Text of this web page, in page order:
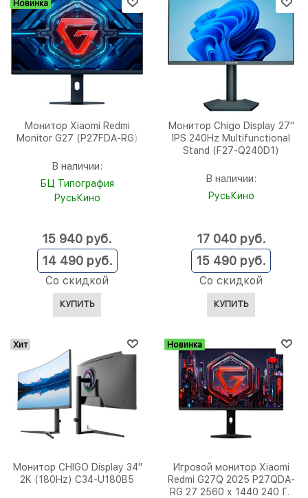
Новинка
Монитор Xiaomi Redmi
Monitor G27 (P27FDA-RG)
В наличии:
БЦ Типография
РусьКино
14 490 руб.
Со скидкой
15 940 руб.
КУПИТЬ
Монитор Chigo Display 27"
IPS 240Hz Multifunctional
Stand (F27-Q240D1)
В наличии:
РусьКино
15 490 руб.
Со скидкой
17 040 руб.
КУПИТЬ
Хит
Монитор CHIGO Display 34"
2K (180Hz) C34-U180B5
Новинка
Игровой монитор Xiaomi
Redmi G27Q 2025 P27QDA-
RG 27 2560 х 1440 240 Гц